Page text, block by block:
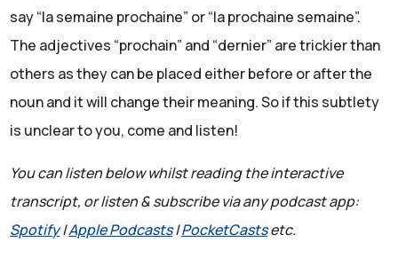
say “la semaine prochaine” or “la prochaine semaine”.
The adjectives “prochain” and “dernier” are trickier than
others as they can be placed either before or after the
noun and it will change their meaning. So if this subtlety
is unclear to you, come and listen!
You can listen below whilst reading the interactive
transcript, or listen & subscribe via any podcast app:
Spotify|Apple Podcasts|PocketCastsetc.